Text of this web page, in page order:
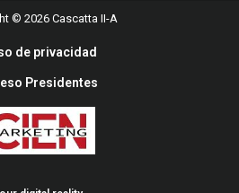
© 2026 Cascatta II-A
de privacidad
Presidentes